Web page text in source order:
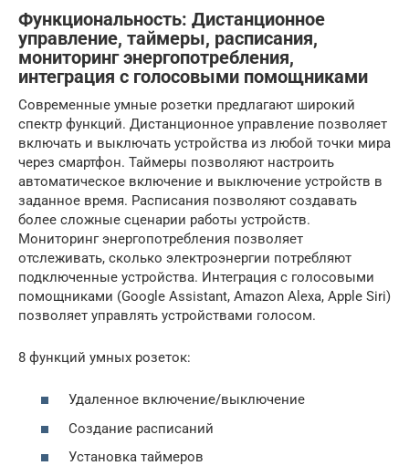
Функциональность: Дистанционное
управление, таймеры, расписания,
мониторинг энергопотребления,
интеграция с голосовыми помощниками
Современные умные розетки предлагают широкий
спектр функций. Дистанционное управление позволяет
включать и выключать устройства из любой точки мира
через смартфон. Таймеры позволяют настроить
автоматическое включение и выключение устройств в
заданное время. Расписания позволяют создавать
более сложные сценарии работы устройств.
Мониторинг энергопотребления позволяет
отслеживать, сколько электроэнергии потребляют
подключенные устройства. Интеграция с голосовыми
помощниками (Google Assistant, Amazon Alexa, Apple Siri)
позволяет управлять устройствами голосом.
8 функций умных розеток:
Удаленное включение/выключение
Создание расписаний
Установка таймеров